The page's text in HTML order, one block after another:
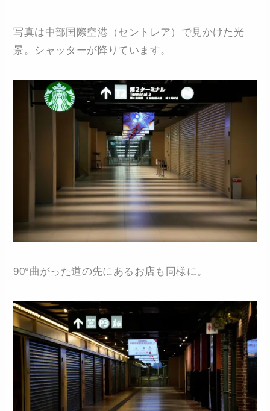
写真は中部国際空港（セントレア）で見かけた光
景。シャッターが降りています。
90°曲がった道の先にあるお店も同様に。